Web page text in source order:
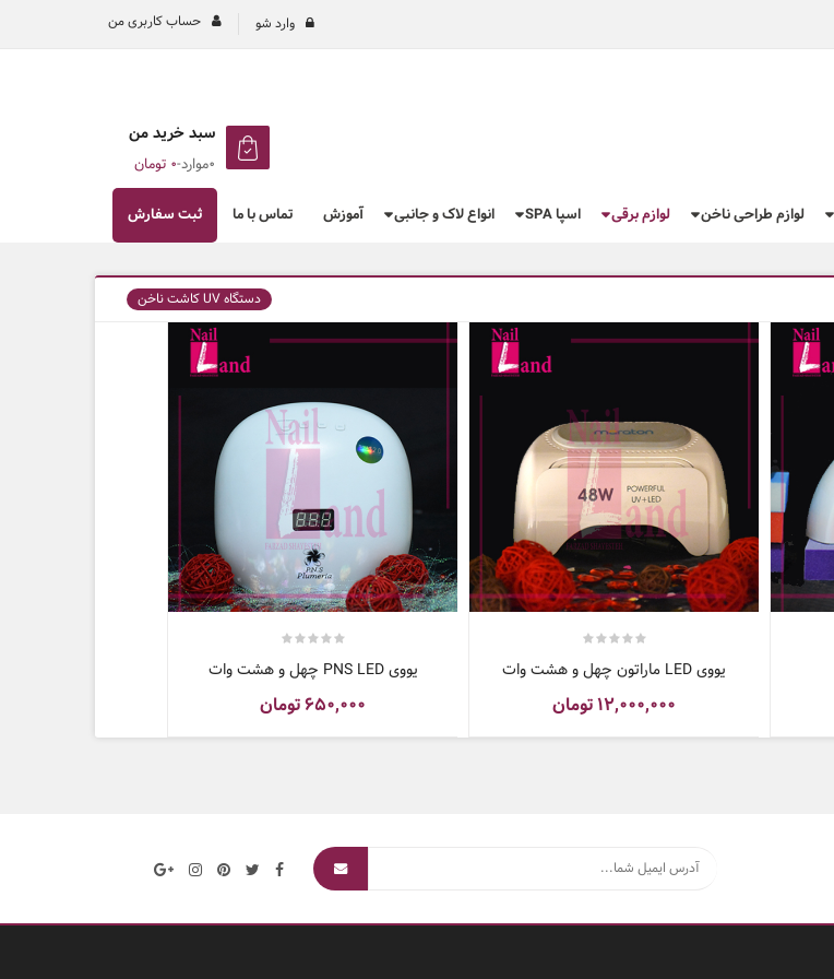
حساب کاربری من وارد شو
سبد خرید من
0موارد -۰ تومان
لوازم طراحی ناخن لوازم برقی اسپا SPA انواع لاک و جانبی آموزش تماس با ما ثبت سفارش
دستگاه UV کاشت ناخن
یووی LED ماراتون چهل و هشت وات
۱۲,۰۰۰,۰۰۰تومان
یووی PNS LED چهل و هشت وات
۶۵۰,۰۰۰تومان